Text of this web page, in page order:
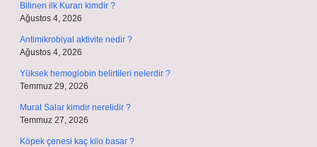
Bilinen ilk Kuran kimdir ?
Ağustos 4, 2026
Antimikrobiyal aktivite nedir ?
Ağustos 4, 2026
Yüksek hemoglobin belirtileri nelerdir ?
Temmuz 29, 2026
Murat Salar kimdir nerelidir ?
Temmuz 27, 2026
Köpek çenesi kaç kilo basar ?